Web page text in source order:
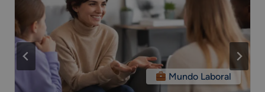
Mundo Laboral